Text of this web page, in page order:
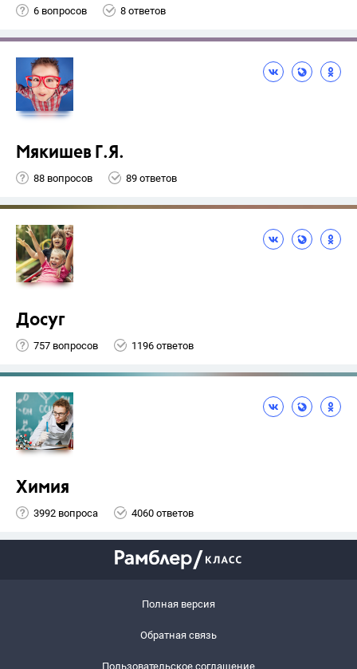
6 вопросов 8 ответов
Мякишев Г.Я.
88 вопросов 89 ответов
Досуг
757 вопросов 1196 ответов
Химия
3992 вопроса 4060 ответов
Полная версия
Обратная связь
Пользовательское соглашение